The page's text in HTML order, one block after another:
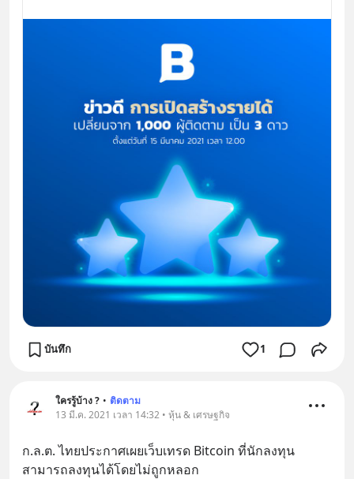
บันทึก 1
ใครรู้บ้าง ? • ติดตาม
13 มี.ค. 2021 เวลา 14:32 • หุ้น & เศรษฐกิจ
ก.ล.ต. ไทยประกาศเผยเว็บเทรด Bitcoin ที่นักลงทุน
สามารถลงทุนได้โดยไม่ถูกหลอก